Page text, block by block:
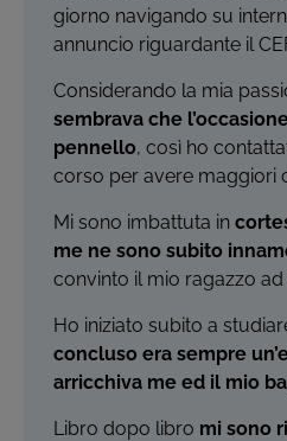
giorno navigando su
annuncio riguardante il
Considerando la mia
sembrava che
pennello, così ho
corso per avere maggiori
Mi sono imbattuta in
me ne sono subito
convinto il mio ragazzo ad
Ho iniziato subito a
concluso era sempre
arricchiva me ed il mio
Libro dopo libro mi sono